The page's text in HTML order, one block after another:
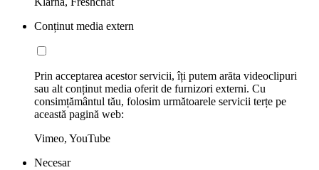
Conținut media extern
Prin acceptarea acestor servicii, îți putem arăta videoclipuri
sau alt conținut media oferit de furnizori externi. Cu
consimțământul tău, folosim următoarele servicii terțe pe
această pagină web:
Vimeo, YouTube
Necesar